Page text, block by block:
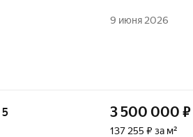
9 июня 2026
5 3 500 000 ₽
137 255 ₽ за м²